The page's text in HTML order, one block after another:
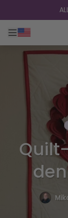
zum Inhalt